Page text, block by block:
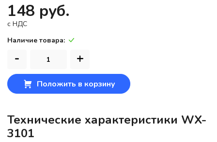
148 руб.
c НДС
Наличие товара:
- +
Положить в корзину
Технические характеристики WX-
3101